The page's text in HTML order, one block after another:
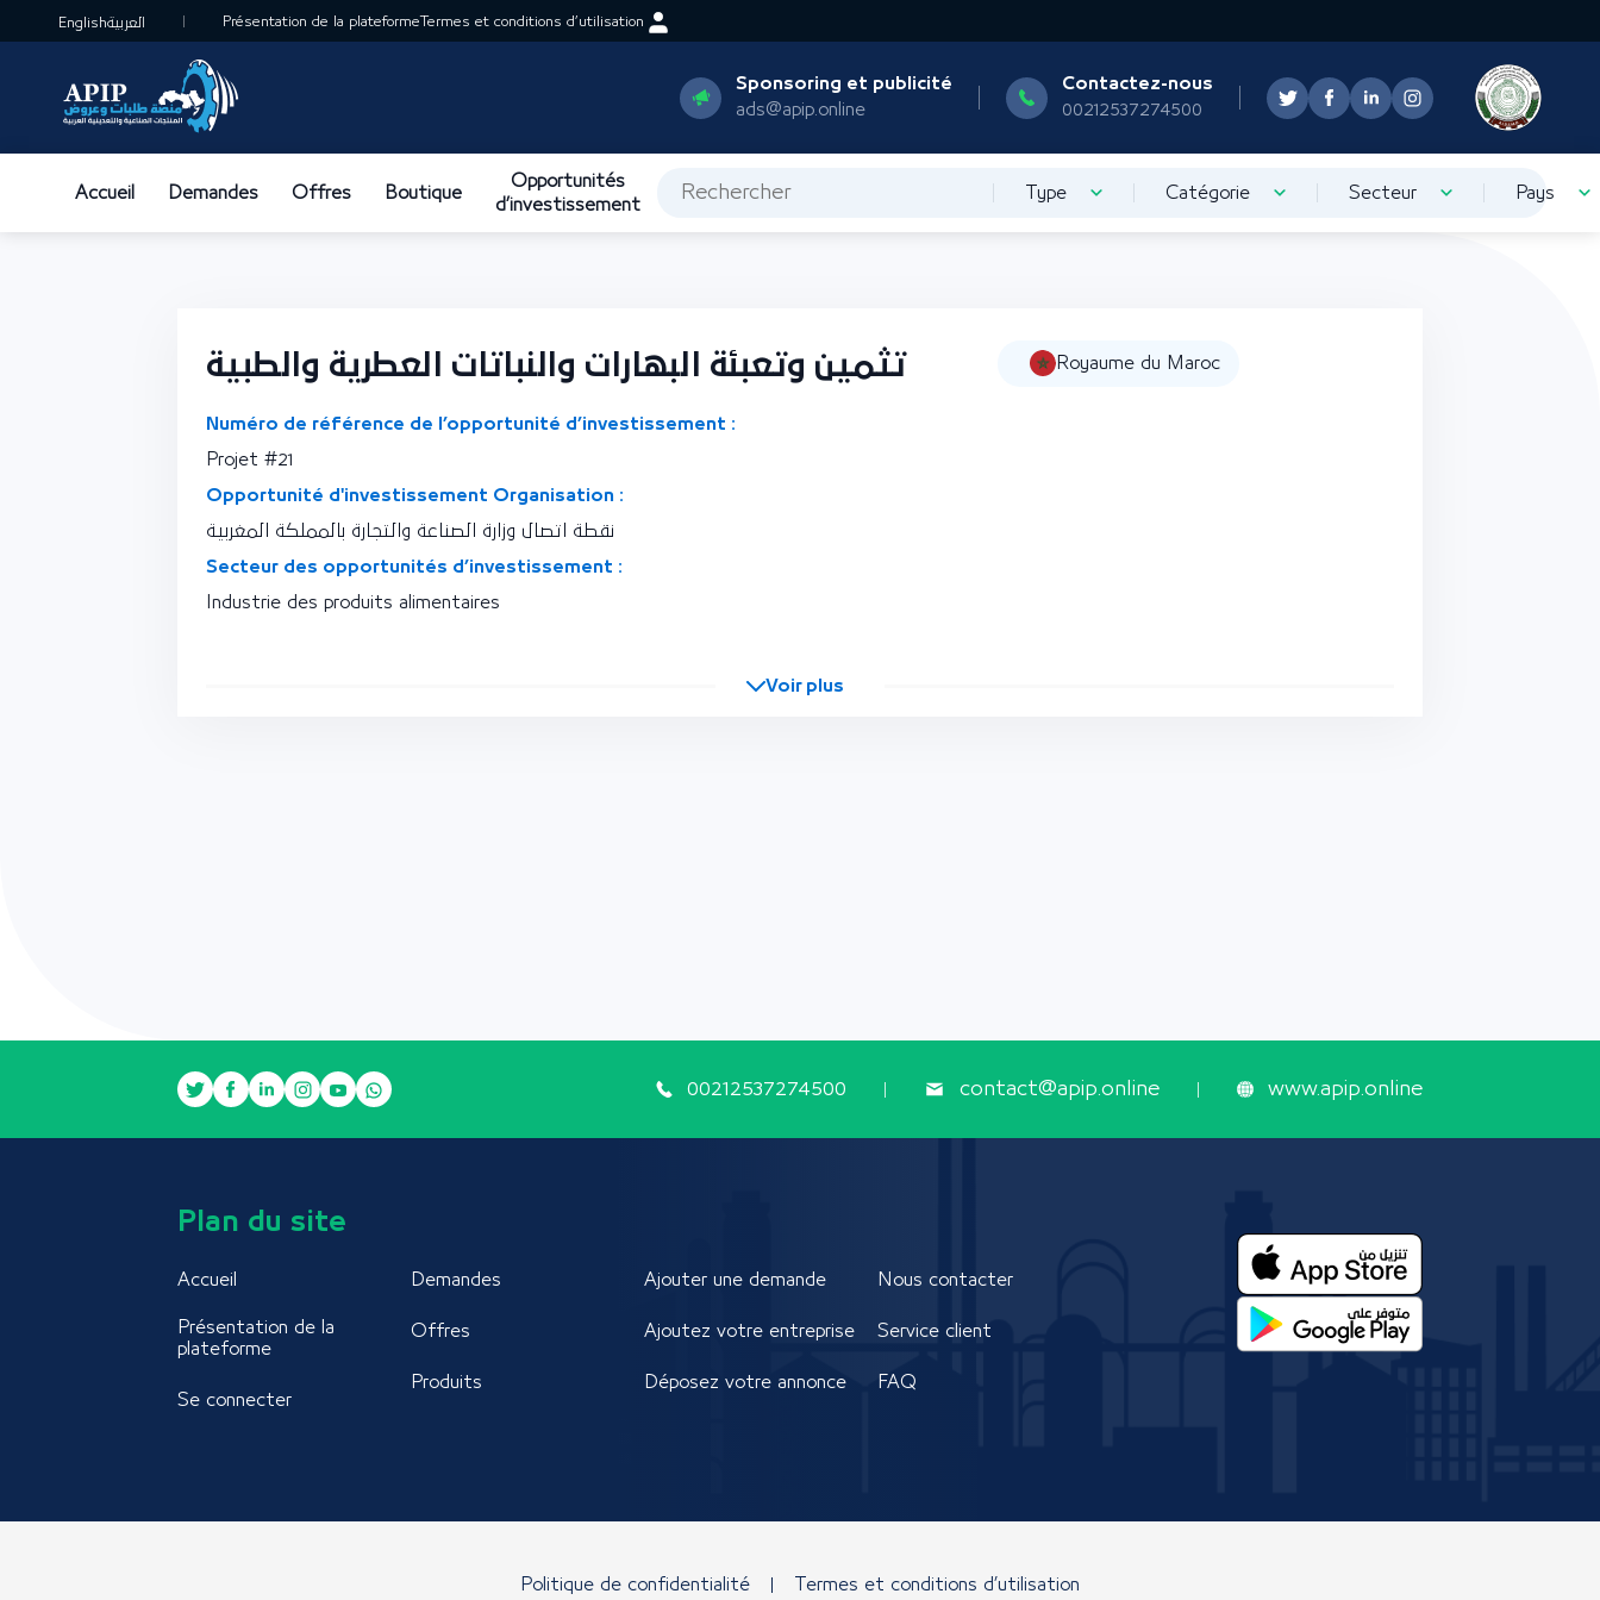
Englishالعربية Présentation de la plateforme Termes et conditions d’utilisation
Sponsoring et publicité
ads@apip.online
Contactez-nous
00212537274500
Accueil Demandes Offres Boutique
Opportunités
d’investissement
Type Catégorie Secteur Pays
تثمين وتعبئة البهارات والنباتات العطرية والطبية Royaume du Maroc
Numéro de référence de l’opportunité d’investissement :
Projet #21
Opportunité d'investissement Organisation :
نقطة اتصال وزارة الصناعة والتجارة بالمملكة المغربية
Secteur des opportunités d’investissement :
Industrie des produits alimentaires
Voir plus
00212537274500 contact@apip.online www.apip.online
Plan du site
Accueil
Présentation de la
plateforme
Se connecter
Demandes
Offres
Produits
Ajouter une demande
Ajoutez votre entreprise
Déposez votre annonce
Nous contacter
Service client
FAQ
Politique de confidentialité Termes et conditions d’utilisation